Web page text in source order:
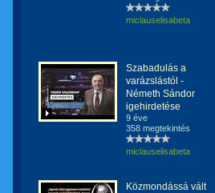
miclauselisabeta
Szabadulás a
varázslástól -
Németh Sándor
igehirdetése
9 éve
358 megtekintés
miclauselisabeta
Közmondássá vált